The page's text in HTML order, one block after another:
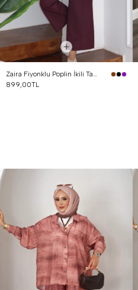
Zaira Fiyonklu Poplin İkili Takım Mürdüm
899,00TL